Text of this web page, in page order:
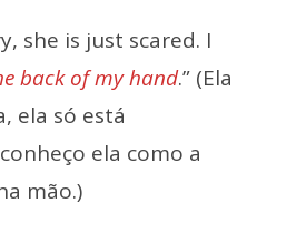
she is just scared. I
back of my hand.” (Ela
ela só está
ela como a
mão.)